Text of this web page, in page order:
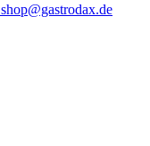
shop@gastrodax.de